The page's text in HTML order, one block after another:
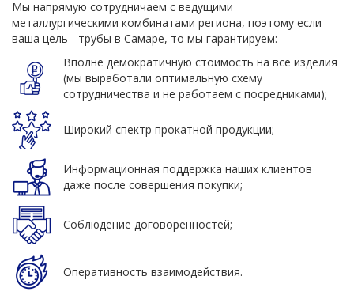
Мы напрямую сотрудничаем с ведущими
металлургическими комбинатами региона, поэтому если
ваша цель - трубы в Самаре, то мы гарантируем:
Вполне демократичную стоимость на все изделия
(мы выработали оптимальную схему
сотрудничества и не работаем с посредниками);
Широкий спектр прокатной продукции;
Информационная поддержка наших клиентов
даже после совершения покупки;
Соблюдение договоренностей;
Оперативность взаимодействия.